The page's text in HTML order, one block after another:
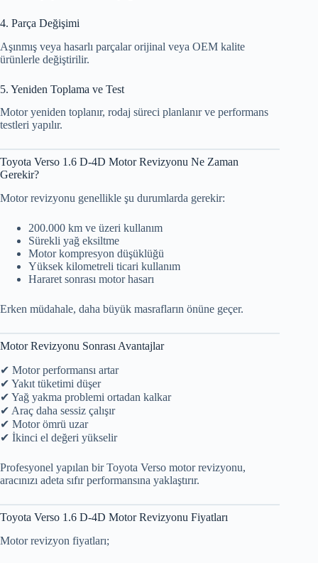
4. Parça Değişimi
Aşınmış veya hasarlı parçalar orijinal veya OEM kalite
ürünlerle değiştirilir.
5. Yeniden Toplama ve Test
Motor yeniden toplanır, rodaj süreci planlanır ve performans
testleri yapılır.
Toyota Verso 1.6 D-4D Motor Revizyonu Ne Zaman
Gerekir?
Motor revizyonu genellikle şu durumlarda gerekir:
200.000 km ve üzeri kullanım
Sürekli yağ eksiltme
Motor kompresyon düşüklüğü
Yüksek kilometreli ticari kullanım
Hararet sonrası motor hasarı
Erken müdahale, daha büyük masrafların önüne geçer.
Motor Revizyonu Sonrası Avantajlar
✔ Motor performansı artar
✔ Yakıt tüketimi düşer
✔ Yağ yakma problemi ortadan kalkar
✔ Araç daha sessiz çalışır
✔ Motor ömrü uzar
✔ İkinci el değeri yükselir
Profesyonel yapılan bir Toyota Verso motor revizyonu,
aracınızı adeta sıfır performansına yaklaştırır.
Toyota Verso 1.6 D-4D Motor Revizyonu Fiyatları
Motor revizyon fiyatları;